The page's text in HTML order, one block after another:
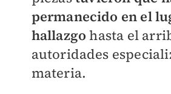
permanecido en el
hallazgo hasta el
autoridades
materia.